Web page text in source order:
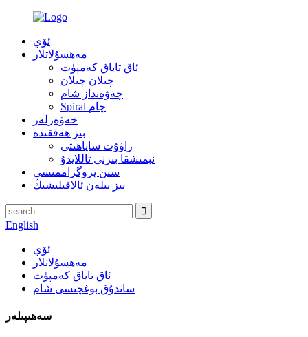
ئۆي
مەھسۇلاتلار
ئاق تاياق كەمپۈت
چىلان چىلان
چەۋەنداز شام
Spiral چام
خەۋەرلەر
بىز ھەققىدە
زاۋۇت ساياھىتى
نېمىشقا بىزنى تاللايدۇ
سىن پروگراممىسى
بىز بىلەن ئالاقىلىشىڭ
English
ئۆي
مەھسۇلاتلار
ئاق تاياق كەمپۈت
ساندۇق بوغچىسى شام
سەھىپىلەر